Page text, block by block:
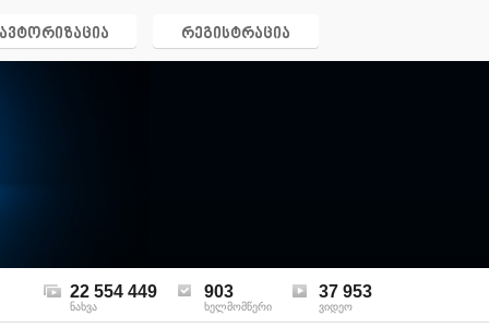
ავტორიზაცია რეგისტრაცია
22 554 449
ნახვა
903
ხელმომწერი
37 953
ვიდეო